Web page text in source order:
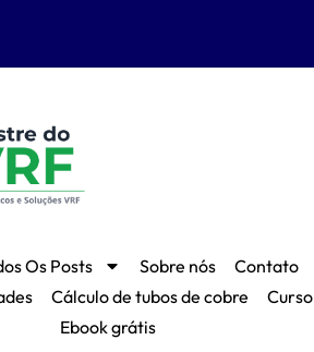
Os Posts Sobre nós
Contato
Cálculo de tubos de cobre
Ebook grátis